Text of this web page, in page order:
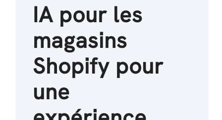
IA pour les
magasins
Shopify pour
une